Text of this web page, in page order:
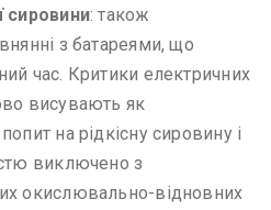
сировини: також
з батареями, що
час. Критики електричних
висувають як
на рідкісну сировину і
виключено з
окислювально-відновних